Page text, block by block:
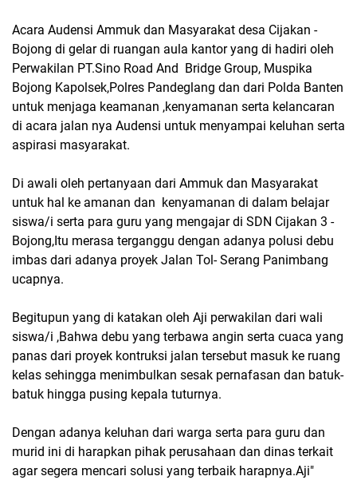
Acara Audensi Ammuk dan Masyarakat desa Cijakan -
Bojong di gelar di ruangan aula kantor yang di hadiri oleh
Perwakilan PT.Sino Road And Bridge Group, Muspika
Bojong Kapolsek,Polres Pandeglang dan dari Polda Banten
untuk menjaga keamanan ,kenyamanan serta kelancaran
di acara jalan nya Audensi untuk menyampai keluhan serta
aspirasi masyarakat.
Di awali oleh pertanyaan dari Ammuk dan Masyarakat
untuk hal ke amanan dan kenyamanan di dalam belajar
siswa/i serta para guru yang mengajar di SDN Cijakan 3 -
Bojong,Itu merasa terganggu dengan adanya polusi debu
imbas dari adanya proyek Jalan Tol- Serang Panimbang
ucapnya.
Begitupun yang di katakan oleh Aji perwakilan dari wali
siswa/i ,Bahwa debu yang terbawa angin serta cuaca yang
panas dari proyek kontruksi jalan tersebut masuk ke ruang
kelas sehingga menimbulkan sesak pernafasan dan batuk-
batuk hingga pusing kepala tuturnya.
Dengan adanya keluhan dari warga serta para guru dan
murid ini di harapkan pihak perusahaan dan dinas terkait
agar segera mencari solusi yang terbaik harapnya.Aji"